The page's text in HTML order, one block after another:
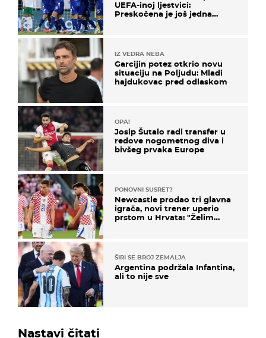
UEFA-inoj ljestvici:
Preskočena je još jedna
IZ VEDRA NEBA
Garcijin potez otkrio novu
situaciju na Poljudu: Mladi
hajdukovac pred odlaskom
OPA!
Josip Šutalo radi transfer u
redove nogometnog diva i
bivšeg prvaka Europe
PONOVNI SUSRET?
Newcastle prodao tri glavna
igrača, novi trener uperio
prstom u Hrvata: "Želim
ŠIRI SE BROJ ZEMALJA
Argentina podržala Infantina,
ali to nije sve
Nastavi čitati